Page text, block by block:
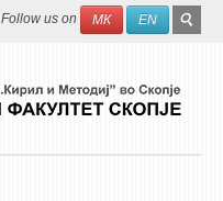
Search
Follow us on МК EN